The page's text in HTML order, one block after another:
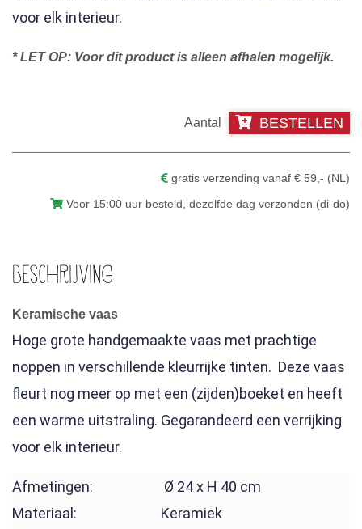
voor elk interieur.
* LET OP: Voor dit product is alleen afhalen mogelijk.
Keramische
vaas
aantal
BESTELLEN
gratis verzending vanaf € 59,- (NL)
Voor 15:00 uur besteld, dezelfde dag verzonden (di-do)
Beschrijving
Keramische vaas
Hoge grote handgemaakte vaas met prachtige
noppen in verschillende kleurrijke tinten. Deze vaas
fleurt nog meer op met een (zijden)boeket en heeft
een warme uitstraling. Gegarandeerd een verrijking
voor elk interieur.
Afmetingen: Ø 24 x H 40 cm
Materiaal: Keramiek